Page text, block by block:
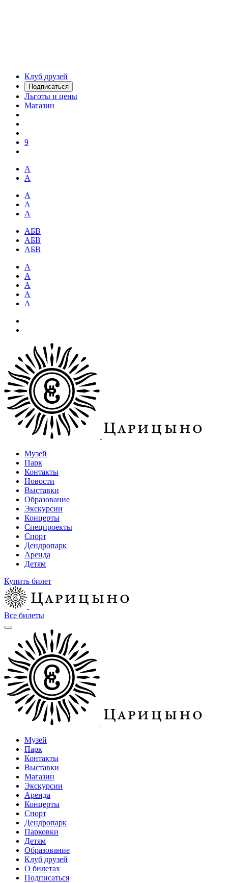
Клуб друзей
Подписаться
Льготы и цены
Магазин
9
А
А
А
А
А
АБВ
АБВ
АБВ
А
А
А
А
А
Музей
Парк
Контакты
Новости
Выставки
Образование
Экскурсии
Концерты
Спецпроекты
Спорт
Дендропарк
Аренда
Детям
Купить билет
Все билеты
Музей
Парк
Контакты
Выставки
Магазин
Экскурсии
Аренда
Концерты
Спорт
Дендропарк
Парковки
Детям
Образование
Клуб друзей
О билетах
Подписаться